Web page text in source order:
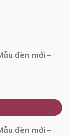
đèn mới –
đèn mới –